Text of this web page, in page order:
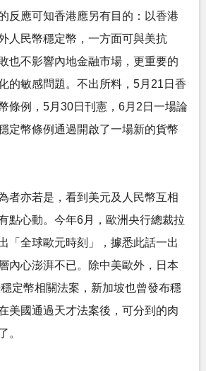
反應可知香港應另有目的：以香港
人民幣穩定幣，一方面可與美抗
也不影響內地金融市場，更重要的
的敏感問題。不出所料，5月21日香
條例，5月30日刊憲，6月2日一場論
定幣條例通過開啟了一場新的貨幣
者亦若是，看到美元及人民幣互相
點心動。今年6月，歐洲央行總裁拉
「全球歐元時刻」，據悉此話一出
內心澎湃不已。除中美歐外，日本
定幣相關法案，新加坡也曾發布穩
美國通過天才法案後，可分到的肉
。